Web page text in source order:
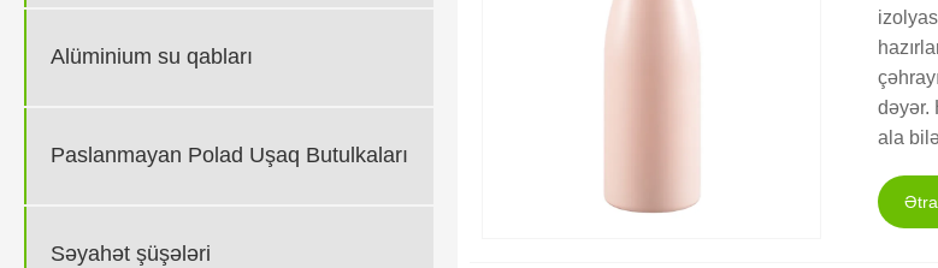
Alüminium su qabları
Paslanmayan Polad Uşaq Butulkaları
Səyahət şüşələri
dəyər.
ala